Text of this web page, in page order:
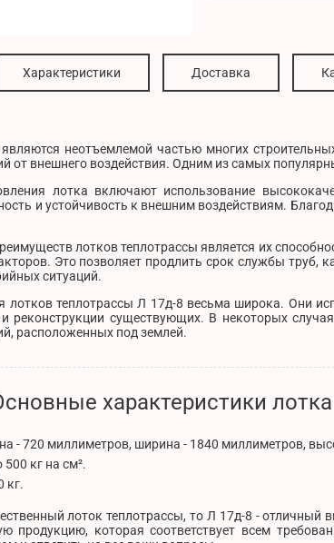
Характеристики Доставка
неотъемлемой частью многих
от внешнего воздействия. Одним из самых
лотка включают использование
и устойчивость к внешним воздействиям.
лотков теплотрассы является их
Это позволяет продлить срок службы труб,
ситуаций.
лотков теплотрассы Л 17д-8 весьма широка. Они
реконструкции существующих. В некоторых
расположенных под землей.
характеристики
- 720 миллиметров, ширина - 1840 миллиметров,
кг на см².
кг.
лоток теплотрассы, то Л 17д-8 -
продукцию, которая соответствует всем